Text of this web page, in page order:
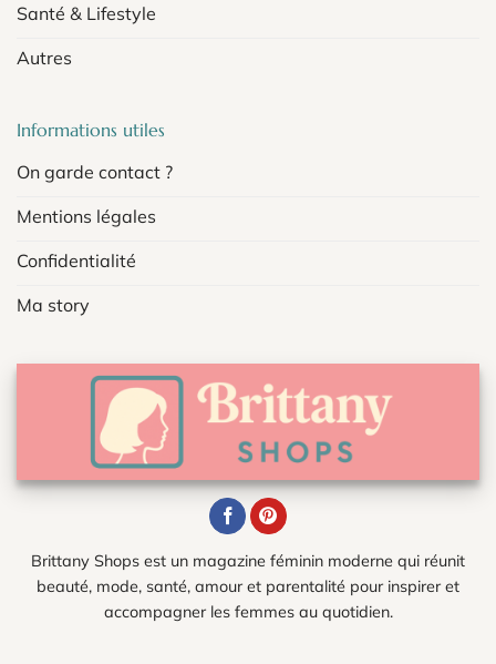
Santé & Lifestyle
Autres
Informations utiles
On garde contact ?
Mentions légales
Confidentialité
Ma story
Brittany Shops est un magazine féminin moderne qui réunit
beauté, mode, santé, amour et parentalité pour inspirer et
accompagner les femmes au quotidien.